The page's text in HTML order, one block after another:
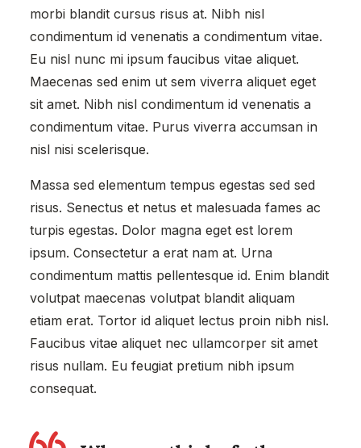
morbi blandit cursus risus at. Nibh nisl
condimentum id venenatis a condimentum vitae.
Eu nisl nunc mi ipsum faucibus vitae aliquet.
Maecenas sed enim ut sem viverra aliquet eget
sit amet. Nibh nisl condimentum id venenatis a
condimentum vitae. Purus viverra accumsan in
nisl nisi scelerisque.
Massa sed elementum tempus egestas sed sed
risus. Senectus et netus et malesuada fames ac
turpis egestas. Dolor magna eget est lorem
ipsum. Consectetur a erat nam at. Urna
condimentum mattis pellentesque id. Enim blandit
volutpat maecenas volutpat blandit aliquam
etiam erat. Tortor id aliquet lectus proin nibh nisl.
Faucibus vitae aliquet nec ullamcorper sit amet
risus nullam. Eu feugiat pretium nibh ipsum
consequat.